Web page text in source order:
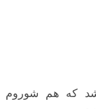
که هم شوروم